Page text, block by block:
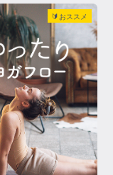
🔰おススメ